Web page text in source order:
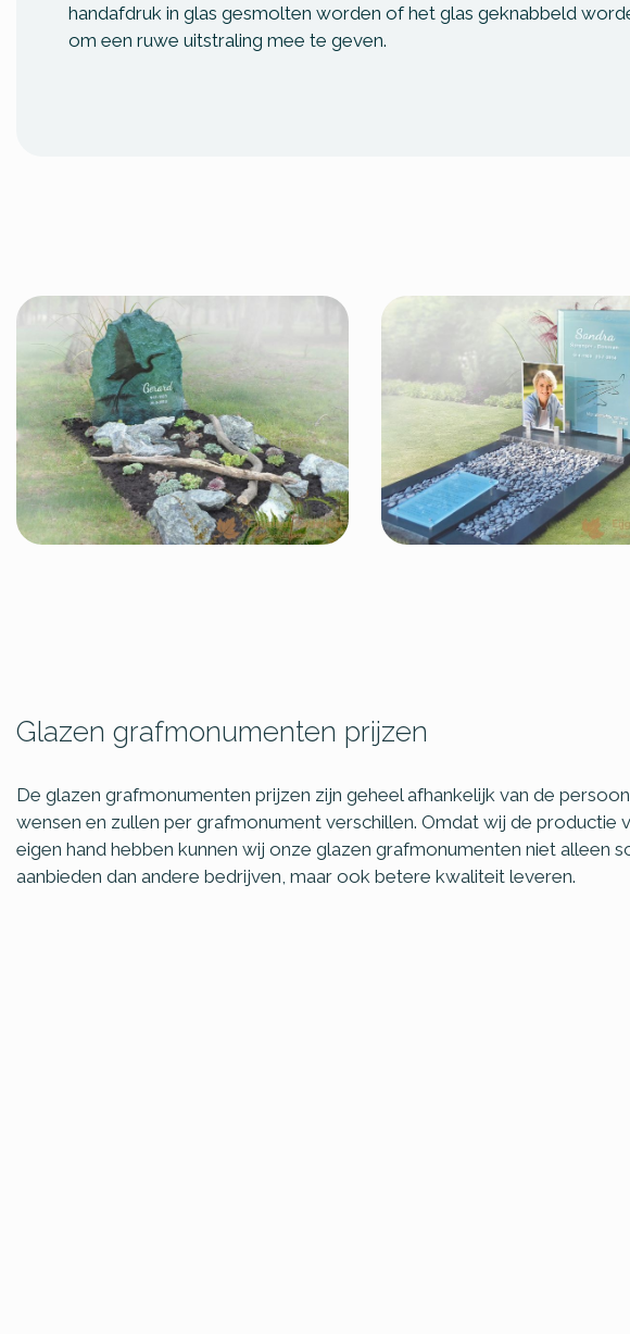
handafdruk in glas gesmolten worden of het glas geknabbeld
om een ruwe uitstraling mee te geven.
Glazen grafmonumenten prijzen
De glazen grafmonumenten prijzen zijn geheel afhankelijk van de
wensen en zullen per grafmonument verschillen. Omdat wij de productie
eigen hand hebben kunnen wij onze glazen grafmonumenten niet alleen
aanbieden dan andere bedrijven, maar ook betere kwaliteit leveren.